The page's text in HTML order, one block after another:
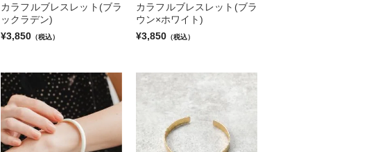
カラフルブレスレット(ブラ
ックラデン)
¥3,850 （税込）
カラフルブレスレット(ブラ
ウン×ホワイト)
¥3,850 （税込）